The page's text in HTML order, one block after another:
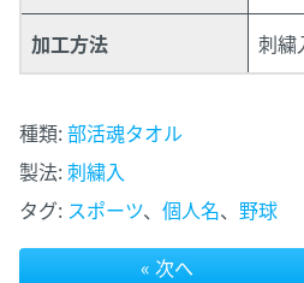
加工方法 刺繍
種類:部活魂タオル
製法:刺繍入
タグ: スポーツ、 個人名、 野球
« 次へ